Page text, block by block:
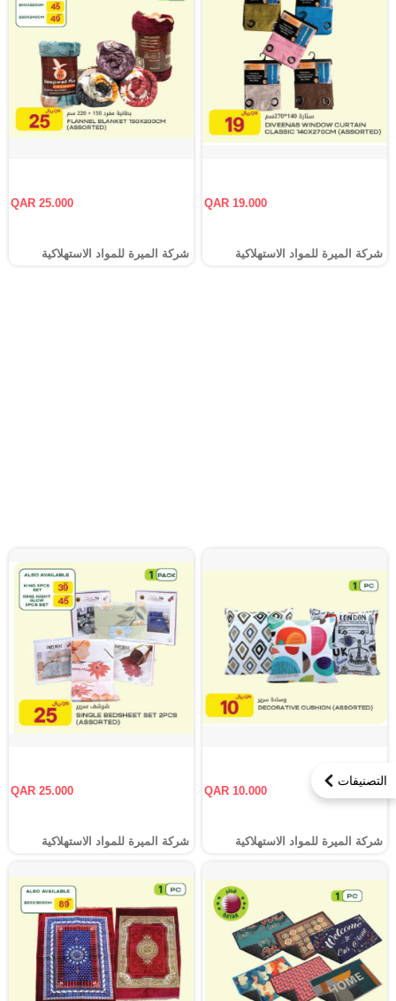
التصنيفات
QAR 19.000
شركة الميرة للمواد الاستهلاكية
QAR 25.000
شركة الميرة للمواد الاستهلاكية
QAR 10.000
شركة الميرة للمواد الاستهلاكية
QAR 25.000
شركة الميرة للمواد الاستهلاكية